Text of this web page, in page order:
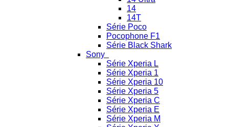
14
14T
Série Poco
Pocophone F1
Série Black Shark
Sony
Série Xperia L
Série Xperia 1
Série Xperia 10
Série Xperia 5
Série Xperia C
Série Xperia E
Série Xperia M